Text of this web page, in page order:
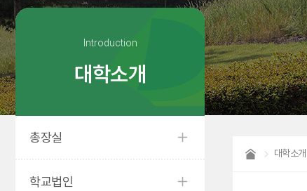
Introduction
대학소개
총장실
학교법인
대학소개